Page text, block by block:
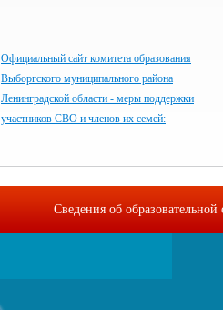
Официальный сайт комитета образования
Выборгского муниципального района
Ленинградской области - меры поддержки
участников СВО и членов их семей:
Сведения об образовательной